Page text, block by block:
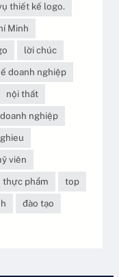
thiết kế logo.
Minh
lời chúc
doanh nghiệp
nội thất
nghiệp
viên
thực phẩm
top
đào tạo